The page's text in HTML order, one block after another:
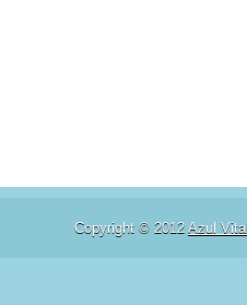
Copyright © 2012 Azul